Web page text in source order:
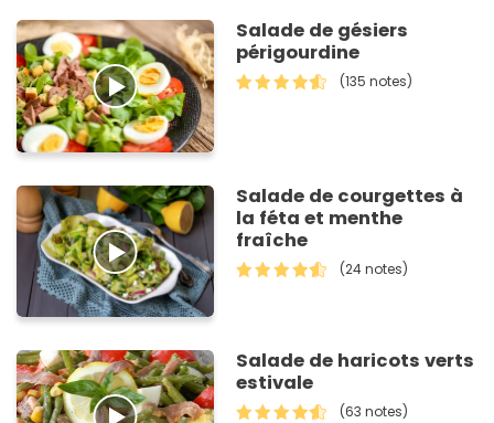
Salade de gésiers
périgourdine
(135 notes)
Salade de courgettes à
la féta et menthe
fraîche
(24 notes)
Salade de haricots verts
estivale
(63 notes)